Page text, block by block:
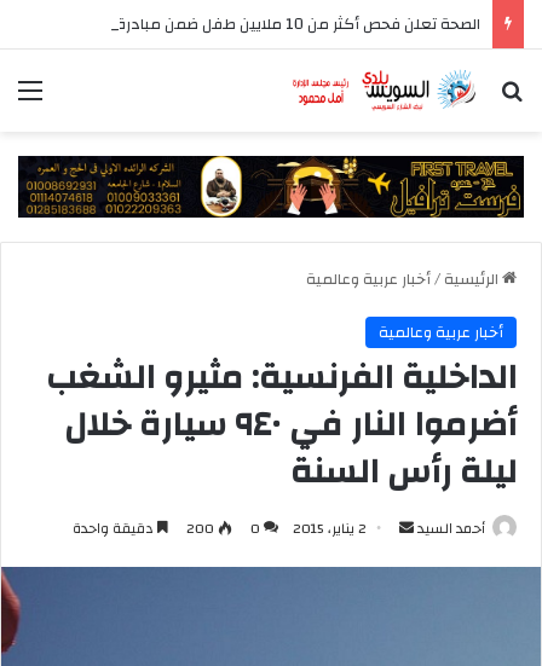
بحث عن
الرئيسية/أخبار عربية وعالمية
أخبار عربية وعالمية
الداخلية الفرنسية: مثيرو الشغب
أضرموا النار في ٩٤٠ سيارة خلال
ليلة رأس السنة
أحمد السيد
أرسل 2 يناير، 2015 0
200 دقيقة واحدة